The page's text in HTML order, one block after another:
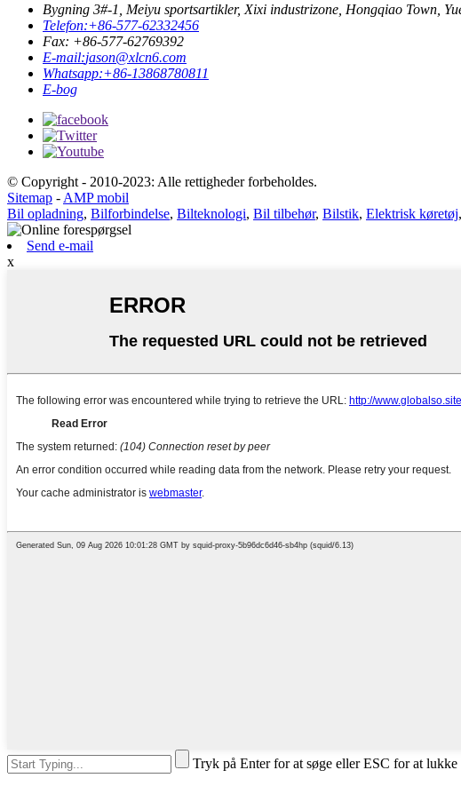
Bygning 3#-1, Meiyu sportsartikler, Xixi industrizone, Hongqiao Town,
Telefon:+86-577-62332456
Fax: +86-577-62769392
E-mail:jason@xlcn6.com
Whatsapp:+86-13868780811
E-bog
© Copyright - 2010-2023: Alle rettigheder forbeholdes.
Sitemap - AMP mobil
Bil opladning, Bilforbindelse, Bilteknologi, Bil tilbehør, Bilstik, Elektrisk køretøj,
Send e-mail
x
Tryk på Enter for at søge eller ESC for at lukke